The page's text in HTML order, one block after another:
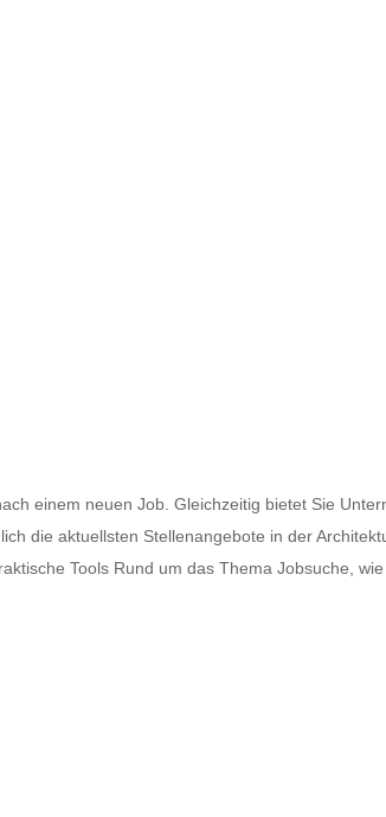
einem neuen Job. Gleichzeitig bietet Sie
die aktuellsten Stellenangebote in der
Tools Rund um das Thema Jobsuche,